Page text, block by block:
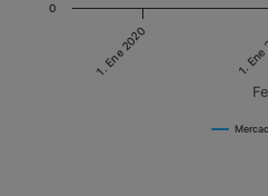
1. Ene 2020 1.
0